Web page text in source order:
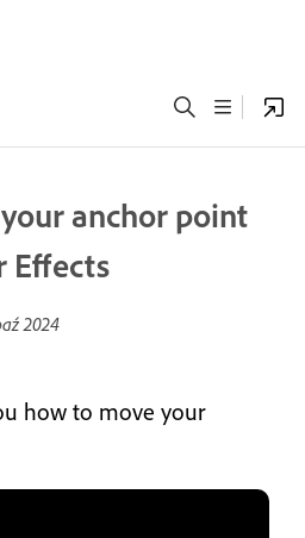
anchor point
Effects
2024
how to move your